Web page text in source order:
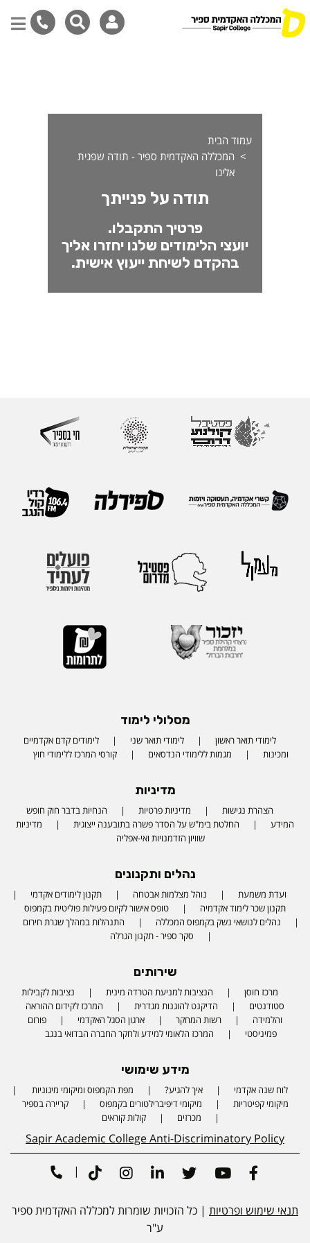
עמוד הבית
המכללה האקדמית ספיר - תודה שפנית
אלינו
תודה על פנייתך
פרטיך התקבלו.
יועצי הלימודים שלנו יחזרו אליך
בהקדם לשיחת ייעוץ אישית.
מסלולי לימוד
לימודי תואר ראשון לימודי תואר שני
לימודים קדם אקדמיים
ומכינות
מגמות ללימודי הנדסאים קורסי המרכז ללימודי חוץ
מדיניות
הצהרת נגישות מדיניות פרטיות
הנחיות בדבר חוק חופש
המידע
החלטת בימ"ש על הסדר פשרה בתובענה ייצוגית
מדיניות
שוויון הזדמנויות ואי-אפליה
נהלים ותקנונים
ועדת משמעת נוהל מצלמות אבטחה
תקנון לימודים אקדמי
תקנון שכר לימוד אקדמיה
טופס אישור לקיום פעילות פוליטית בקמפוס
נהלים לנושאי נשק בקמפוס המכללה
התנהלות במהלך שגרת חירום
סקר ספיר - תקנון הגרלה
שירותים
מרכז חוסן הנציבות למניעת הטרדה מינית
נציבות לקבילות
סטודנטים
הדיקנט להוגנות מגדרית
המרכז לקידום ההוראה
והלמידה
רשות המחקר ארגון הסגל האקדמי
פורום
פמיניסטי
המרכז הלאומי למידע ולחקר החברה הבדואי בנגב
מידע שימושי
לוח שנה אקדמי איך להגיע?
מפת הקמפוס ומיקומי מיגוניות
מיקומי קפיטריות
מיקומי דיפיברילטורים בקמפוס
קריירה בספיר
מכרזים
קולות קוראים
Sapir Academic College Anti-Discriminatory Policy
תנאי שימוש ופרטיות | כל הזכויות שומרות למכללה האקדמית ספיר
ע"ר
Facebook
Youtube
Twitter
Linkedin
Instagram
Tiktok
|
Phone number